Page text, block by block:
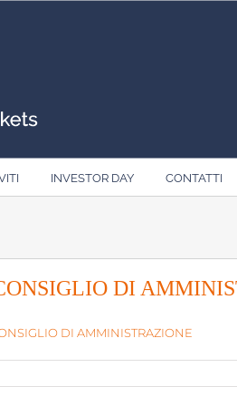
INVESTOR DAY CONTATTI
DI
DI AMMINISTRAZIONE